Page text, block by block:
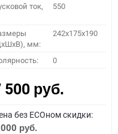
ток,
550
мм:
242x175x190
0
500 руб.
без ECOном скидки:
руб.